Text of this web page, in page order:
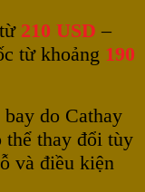
210 USD –
từ khoảng 190
do Cathay
thể thay đổi tùy
và điều kiện